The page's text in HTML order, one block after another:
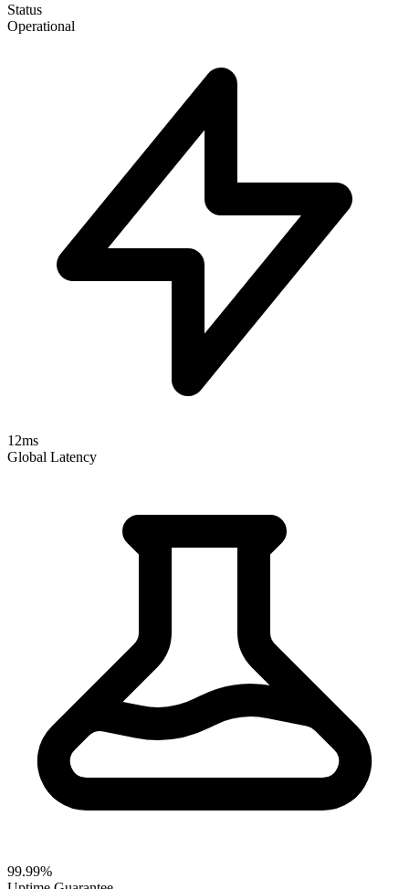
Status
Operational
12ms
Global Latency
99.99%